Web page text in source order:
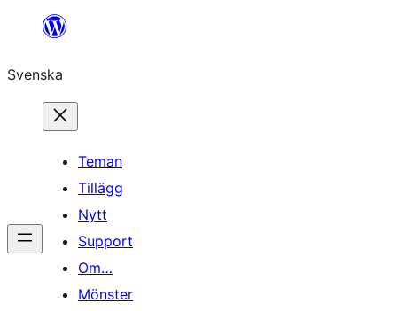
Hoppa
innehåll
Svenska
Teman
Tillägg
Nytt
Support
Om…
Mönster